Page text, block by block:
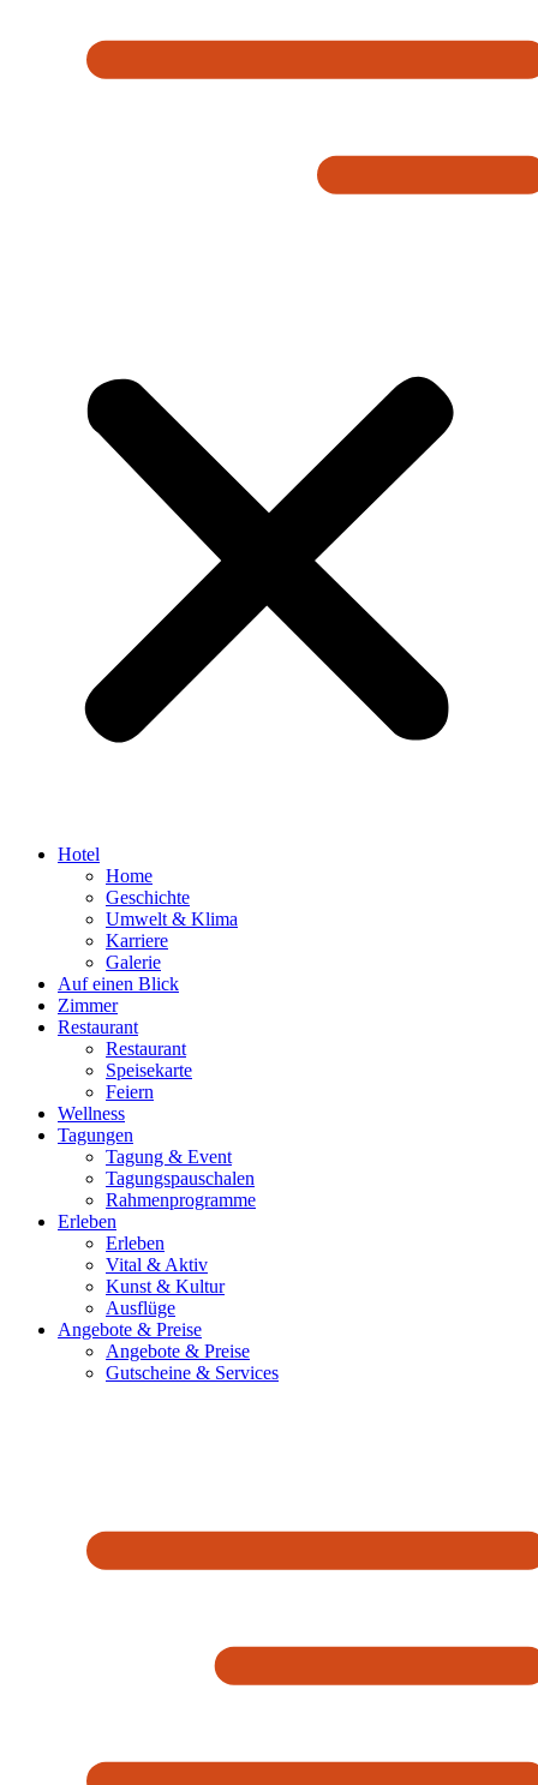
Hotel
Home
Geschichte
Umwelt & Klima
Karriere
Galerie
Auf einen Blick
Zimmer
Restaurant
Restaurant
Speisekarte
Feiern
Wellness
Tagungen
Tagung & Event
Tagungspauschalen
Rahmenprogramme
Erleben
Erleben
Vital & Aktiv
Kunst & Kultur
Ausflüge
Angebote & Preise
Angebote & Preise
Gutscheine & Services